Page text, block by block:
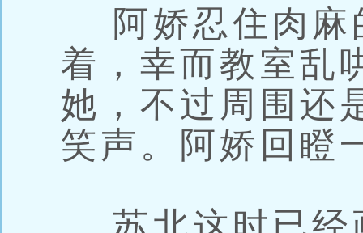
阿娇忍住肉麻
着，幸而教室乱
她，不过周围还
笑声。阿娇回瞪